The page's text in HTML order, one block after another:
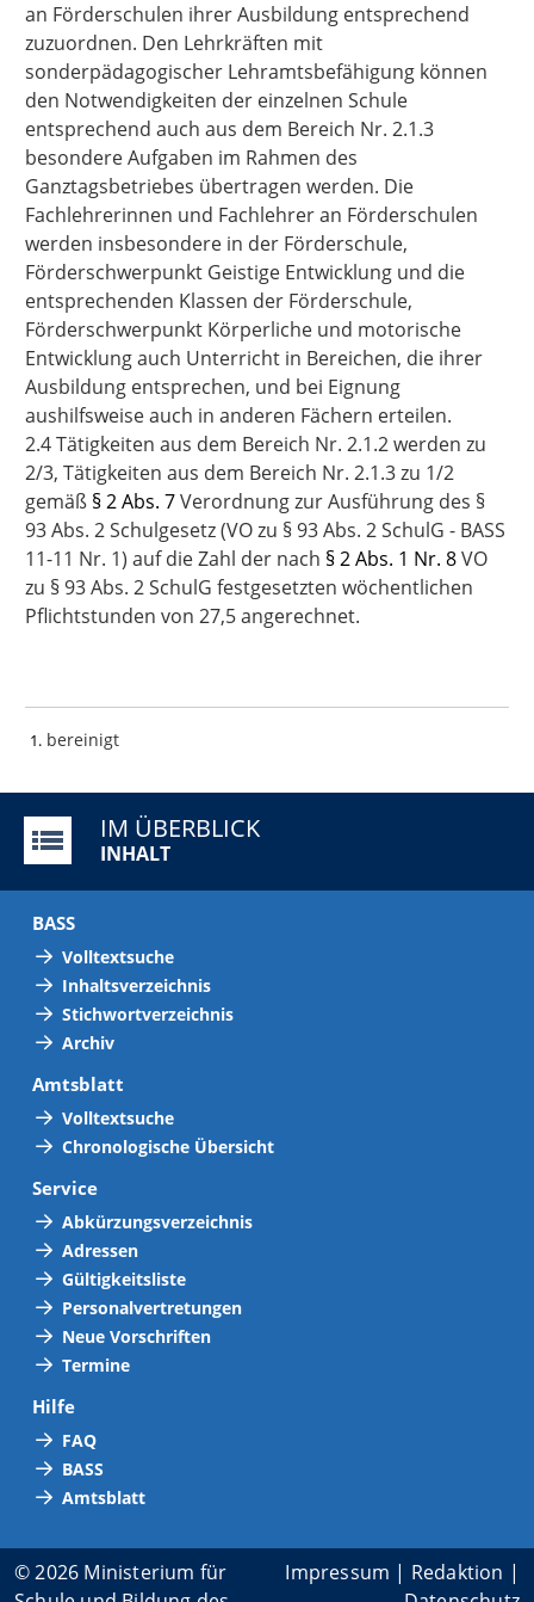
an Förderschulen ihrer Ausbildung entsprechend
zuzuordnen. Den Lehrkräften mit
sonderpädagogischer Lehramtsbefähigung können
den Notwendigkeiten der einzelnen Schule
entsprechend auch aus dem Bereich Nr. 2.1.3
besondere Aufgaben im Rahmen des
Ganztagsbetriebes übertragen werden. Die
Fachlehrerinnen und Fachlehrer an Förderschulen
werden insbesondere in der Förderschule,
Förderschwerpunkt Geistige Entwicklung und die
entsprechenden Klassen der Förderschule,
Förderschwerpunkt Körperliche und motorische
Entwicklung auch Unterricht in Bereichen, die ihrer
Ausbildung entsprechen, und bei Eignung
aushilfsweise auch in anderen Fächern erteilen.
2.4 Tätigkeiten aus dem Bereich Nr. 2.1.2 werden zu
2/3, Tätigkeiten aus dem Bereich Nr. 2.1.3 zu 1/2
gemäß § 2 Abs. 7Verordnung zur Ausführung des §
93 Abs. 2 Schulgesetz (VO zu § 93 Abs. 2 SchulG - BASS
11-11 Nr. 1) auf die Zahl der nach § 2 Abs. 1 Nr. 8VO
zu § 93 Abs. 2 SchulG festgesetzten wöchentlichen
Pflichtstunden von 27,5 angerechnet.
1 bereinigt
IM ÜBERBLICK
INHALT
BASS
Volltextsuche
Inhaltsverzeichnis
Stichwortverzeichnis
Archiv
Amtsblatt
Volltextsuche
Chronologische Übersicht
Service
Abkürzungsverzeichnis
Adressen
Gültigkeitsliste
Personalvertretungen
Neue Vorschriften
Termine
Hilfe
FAQ
BASS
Amtsblatt
© 2026 Ministerium für
Impressum | Redaktion |